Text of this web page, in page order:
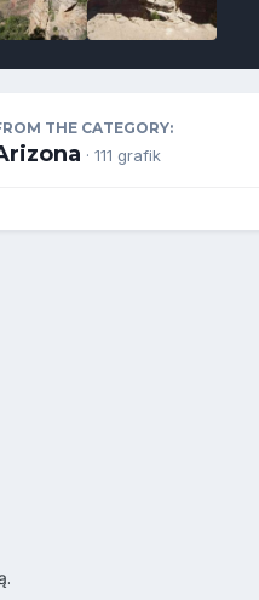
THE CATEGORY:
· 111 grafik